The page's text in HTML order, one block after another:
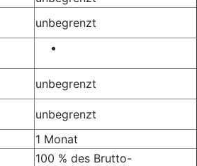
unbegrenzt
unbegrenzt
unbegrenzt
1 Monat
100 % des Brutto-